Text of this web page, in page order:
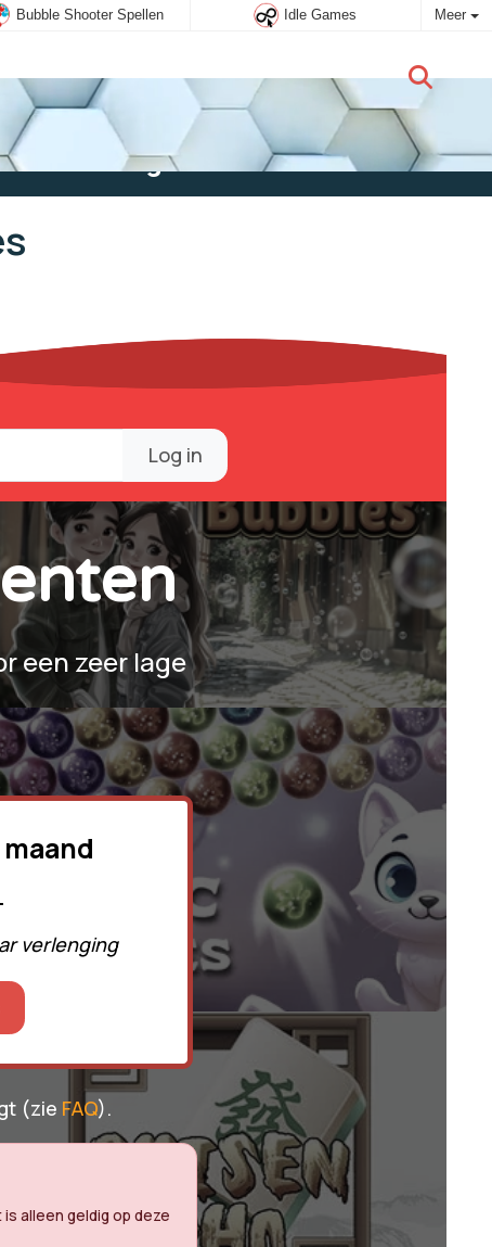
Bubble Shooter Spellen Idle Games Meer
Nieuwe gebruiker:Aanmelden
Log in
een zeer lage
verlenging
(zie FAQ).
alleen geldig op deze